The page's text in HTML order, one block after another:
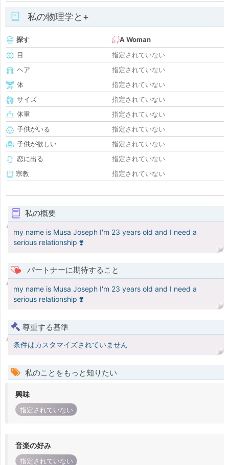
私の物理学と+
探す
A Woman
目
指定されていない
ヘア
指定されていない
体
指定されていない
サイズ
指定されていない
体重
指定されていない
子供がいる
指定されていない
子供が欲しい
指定されていない
恋に出る
指定されていない
宗教
指定されていない
私の概要
my name is Musa Joseph I'm 23 years old and I need a
serious relationship ❣️
パートナーに期待すること
my name is Musa Joseph I'm 23 years old and I need a
serious relationship ❣️
尊重する基準
条件はカスタマイズされていません
私のことをもっと知りたい
興味
指定されていない
音楽の好み
指定されていない